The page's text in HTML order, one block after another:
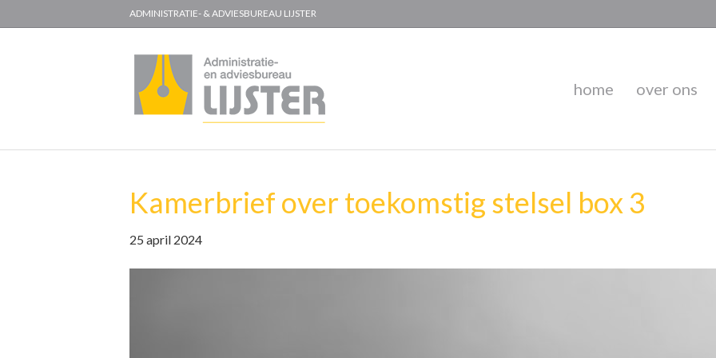
ADMINISTRATIE- & ADVIESBUREAU LIJSTER
home over ons
Kamerbrief over toekomstig stelsel box 3
25 april 2024